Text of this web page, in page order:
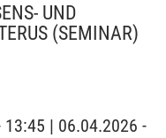
UND
(SEMINAR)
| 06.04.2026 -